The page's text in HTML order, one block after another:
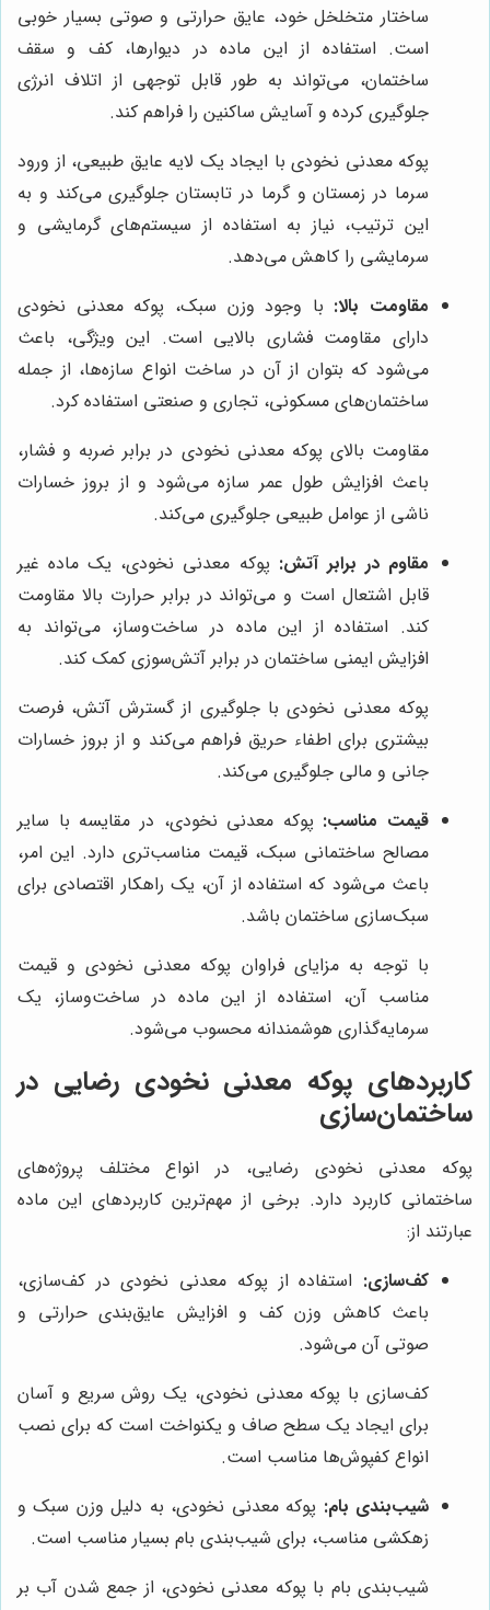
ساختار متخلخل خود، عایق حرارتی و صوتی بسیار خوبی
است. استفاده از این ماده در دیوارها، کف و سقف
ساختمان، می‌تواند به طور قابل توجهی از اتلاف انرژی
جلوگیری کرده و آسایش ساکنین را فراهم کند.
پوکه معدنی نخودی با ایجاد یک لایه عایق طبیعی، از ورود
سرما در زمستان و گرما در تابستان جلوگیری می‌کند و به
این ترتیب، نیاز به استفاده از سیستم‌های گرمایشی و
سرمایشی را کاهش می‌دهد.
مقاومت بالا: با وجود وزن سبک، پوکه معدنی نخودی
دارای مقاومت فشاری بالایی است. این ویژگی، باعث
می‌شود که بتوان از آن در ساخت انواع سازه‌ها، از جمله
ساختمان‌های مسکونی، تجاری و صنعتی استفاده کرد.
مقاومت بالای پوکه معدنی نخودی در برابر ضربه و فشار،
باعث افزایش طول عمر سازه می‌شود و از بروز خسارات
ناشی از عوامل طبیعی جلوگیری می‌کند.
مقاوم در برابر آتش: پوکه معدنی نخودی، یک ماده غیر
قابل اشتعال است و می‌تواند در برابر حرارت بالا مقاومت
کند. استفاده از این ماده در ساخت‌وساز، می‌تواند به
افزایش ایمنی ساختمان در برابر آتش‌سوزی کمک کند.
پوکه معدنی نخودی با جلوگیری از گسترش آتش، فرصت
بیشتری برای اطفاء حریق فراهم می‌کند و از بروز خسارات
جانی و مالی جلوگیری می‌کند.
قیمت مناسب: پوکه معدنی نخودی، در مقایسه با سایر
مصالح ساختمانی سبک، قیمت مناسب‌تری دارد. این امر،
باعث می‌شود که استفاده از آن، یک راهکار اقتصادی برای
سبک‌سازی ساختمان باشد.
با توجه به مزایای فراوان پوکه معدنی نخودی و قیمت
مناسب آن، استفاده از این ماده در ساخت‌وساز، یک
سرمایه‌گذاری هوشمندانه محسوب می‌شود.
کاربردهای پوکه معدنی نخودی رضایی در
ساختمان‌سازی
پوکه معدنی نخودی رضایی، در انواع مختلف پروژه‌های
ساختمانی کاربرد دارد. برخی از مهم‌ترین کاربردهای این ماده
عبارتند از:
کف‌سازی: استفاده از پوکه معدنی نخودی در کف‌سازی،
باعث کاهش وزن کف و افزایش عایق‌بندی حرارتی و
صوتی آن می‌شود.
کف‌سازی با پوکه معدنی نخودی، یک روش سریع و آسان
برای ایجاد یک سطح صاف و یکنواخت است که برای نصب
انواع کفپوش‌ها مناسب است.
شیب‌بندی بام: پوکه معدنی نخودی، به دلیل وزن سبک و
زهکشی مناسب، برای شیب‌بندی بام بسیار مناسب است.
شیب‌بندی بام با پوکه معدنی نخودی، از جمع شدن آب بر